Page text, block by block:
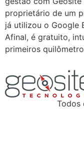
proprietário de um
já utilizou o Google
Afinal, é gratuito,
primeiros
Todos